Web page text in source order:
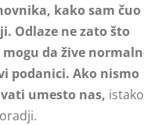
kako sam čuo
Odlaze ne zato što
da žive
podanici. Ako nismo
umesto nas,